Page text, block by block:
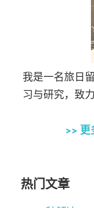
我是一名旅日
习与研究，致
>>
热门文章